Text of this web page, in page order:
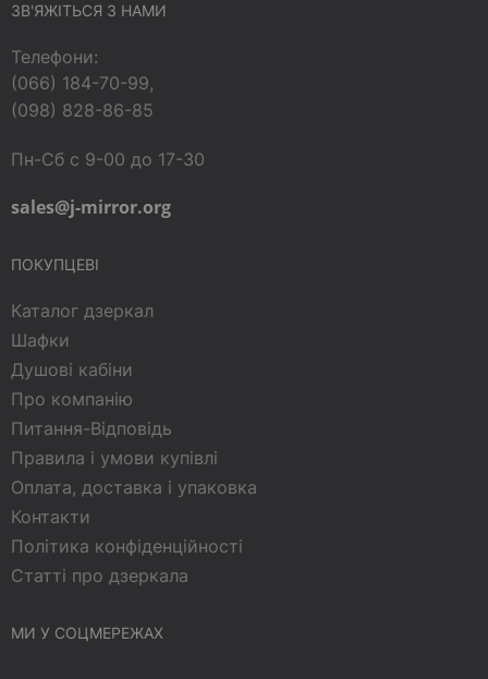
ЗВ'ЯЖІТЬСЯ З НАМИ
Телефони:
(066) 184-70-99,
(098) 828-86-85
Пн-Сб с 9-00 до 17-30
sales@j-mirror.org
ПОКУПЦЕВІ
Каталог дзеркал
Шафки
Душові кабіни
Про компанію
Питання-Відповідь
Правила і умови купівлі
Оплата, доставка і упаковка
Контакти
Політика конфіденційності
Статті про дзеркала
МИ У СОЦМЕРЕЖАХ